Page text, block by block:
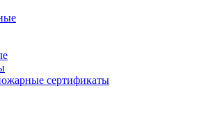
сертификаты